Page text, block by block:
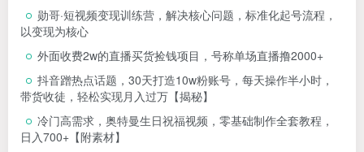
勋哥·短视频变现训练营，解决核心问题，标准化起号流程，
以变现为核心
外面收费2w的直播买货捡钱项目，号称单场直播撸2000+
抖音蹭热点话题，30天打造10w粉账号，每天操作半小时，
带货收徒，轻松实现月入过万【揭秘】
冷门高需求，奥特曼生日祝福视频，零基础制作全套教程，
日入700+【附素材】